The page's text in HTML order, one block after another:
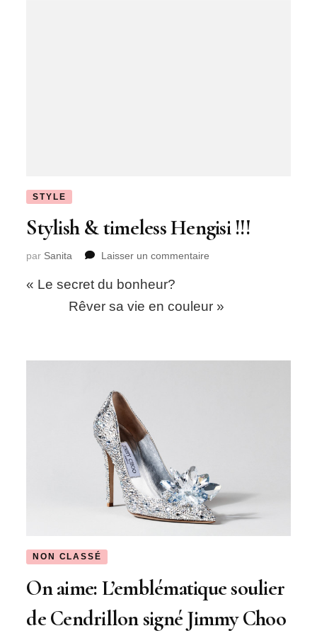
STYLE
Stylish & timeless Hengisi !!!
par Sanita Laisser un commentaire
Hengisi
« Le secret du bonheur?
Rêver sa vie en couleur »
NON CLASSÉ
On aime: L’emblématique soulier
de Cendrillon signé Jimmy Choo